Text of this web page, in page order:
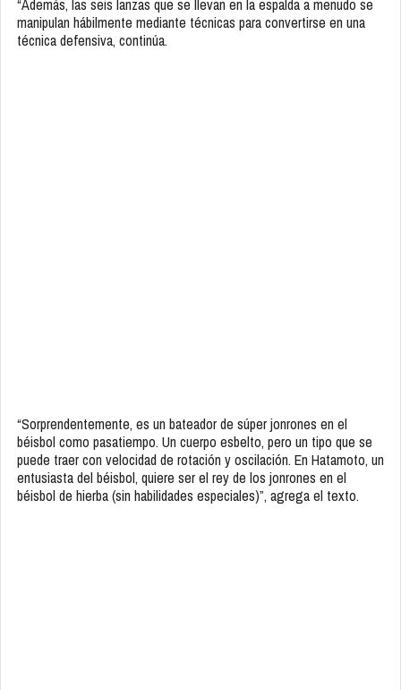
“Además, las seis lanzas que se llevan en la espalda a menudo se
manipulan hábilmente mediante técnicas para convertirse en una
técnica defensiva, continúa.
“Sorprendentemente, es un bateador de súper jonrones en el
béisbol como pasatiempo. Un cuerpo esbelto, pero un tipo que se
puede traer con velocidad de rotación y oscilación. En Hatamoto, un
entusiasta del béisbol, quiere ser el rey de los jonrones en el
béisbol de hierba (sin habilidades especiales)”, agrega el texto.